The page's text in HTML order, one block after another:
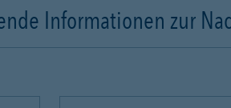
Informationen zur